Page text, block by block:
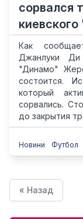
сорвался
Как
Джанлуки Ди
"Динамо"
состоится.
который
сорвались.
до закрытия
Новини Футбол
« Назад